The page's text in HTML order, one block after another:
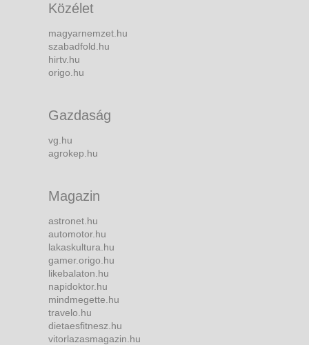
Közélet
magyarnemzet.hu
szabadfold.hu
hirtv.hu
origo.hu
Gazdaság
vg.hu
agrokep.hu
Magazin
astronet.hu
automotor.hu
lakaskultura.hu
gamer.origo.hu
likebalaton.hu
napidoktor.hu
mindmegette.hu
travelo.hu
dietaesfitnesz.hu
vitorlazasmagazin.hu